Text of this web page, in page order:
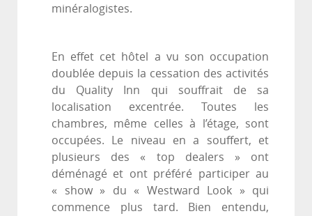
minéralogistes.
En effet cet hôtel a vu son occupation
doublée depuis la cessation des activités
du Quality Inn qui souffrait de sa
localisation excentrée. Toutes les
chambres, même celles à l’étage, sont
occupées. Le niveau en a souffert, et
plusieurs des « top dealers » ont
déménagé et ont préféré participer au
« show » du « Westward Look » qui
commence plus tard. Bien entendu,